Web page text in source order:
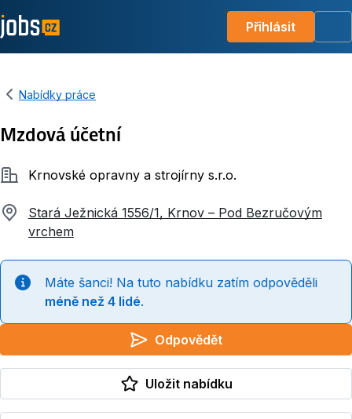
Přihlásit
Nabídky práce
Mzdová účetní
SpolečnostKrnovské opravny a strojírny s.r.o.
Stará Ježnická 1556/1, Krnov – Pod Bezručovým
vrchem
Máte šanci! Na tuto nabídku zatím odpověděli
méně než 4 lidé.
Odpovědět
Uložit nabídku